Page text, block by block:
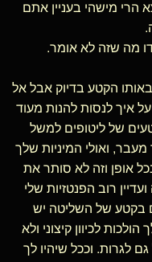
מישהי בעניין אתם
מה שזה לא אומר.
הקטע בדיוק אבל אל
איך לנסות להנות מעוד
של ליטופים למשל
ואולי המיניות שלך
אופן וזה לא סותר את
רוב הפנטזיות שלי
בקטע של השליטה יש
לכיוון קיצוני ולא
לגרות. וככל שיהיו לך